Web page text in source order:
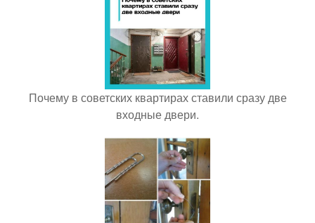
Почему в советских квартирах ставили сразу две
входные двери.